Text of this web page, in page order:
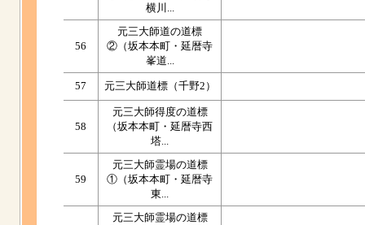
横川...
56
元三大師道の道標
②（坂本本町・延暦寺
峯道...
57 元三大師道標（千野2）
58
元三大師得度の道標
（坂本本町・延暦寺西
塔...
59
元三大師霊場の道標
①（坂本本町・延暦寺
東...
元三大師霊場の道標